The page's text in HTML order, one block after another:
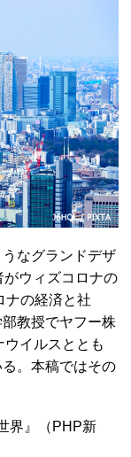
うなグランドデザ
ウィズコロナの
ナの経済と社
教授でヤフー株
イルスととも
。本稿ではその
界』（PHP新